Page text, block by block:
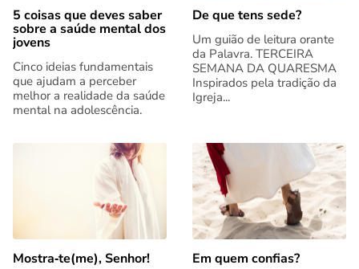
5 coisas que deves saber
sobre a saúde mental dos
jovens
Cinco ideias fundamentais
que ajudam a perceber
melhor a realidade da saúde
mental na adolescência.
De que tens sede?
Um guião de leitura orante
da Palavra. TERCEIRA
SEMANA DA QUARESMA
Inspirados pela tradição da
Igreja...
Mostra‑te(me), Senhor! Em quem confias?